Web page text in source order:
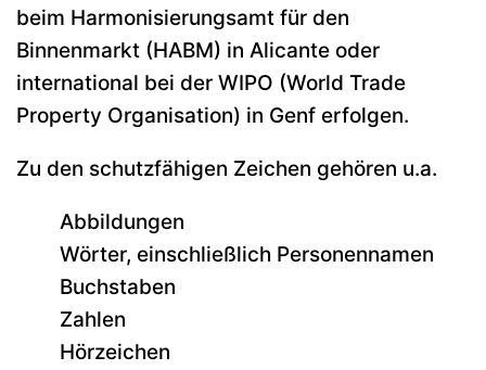
beim Harmonisierungsamt für den
Binnenmarkt (HABM) in Alicante oder
international bei der WIPO (World Trade
Property Organisation) in Genf erfolgen.
Zu den schutzfähigen Zeichen gehören u.a.
Abbildungen
Wörter, einschließlich Personennamen
Buchstaben
Zahlen
Hörzeichen